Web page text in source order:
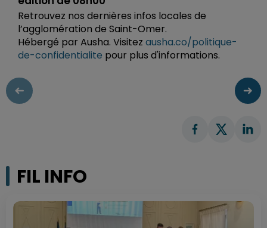
Retrouvez nos dernières infos locales de
l’agglomération de Saint-Omer.
Hébergé par Ausha. Visitez ausha.co/politique-
de-confidentialite pour plus d'informations.
FIL INFO